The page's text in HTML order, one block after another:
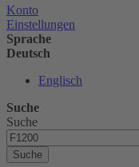
Konto
Einstellungen
Sprache
Deutsch
Englisch
Suche
Suche
Suche